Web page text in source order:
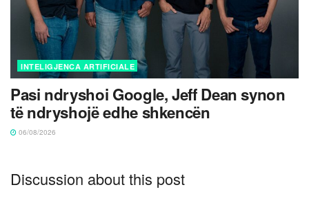
INTELIGJENCA ARTIFICIALE
Pasi ndryshoi Google, Jeff Dean synon
të ndryshojë edhe shkencën
06/08/2026
Discussion about this post